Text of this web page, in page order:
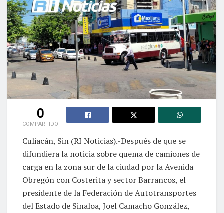
0
COMPARTIDO
Culiacán, Sin (RI Noticias).-Después de que se
difundiera la noticia sobre quema de camiones de
carga en la zona sur de la ciudad por la Avenida
Obregón con Costerita y sector Barrancos, el
presidente de la Federación de Autotransportes
del Estado de Sinaloa, Joel Camacho González,